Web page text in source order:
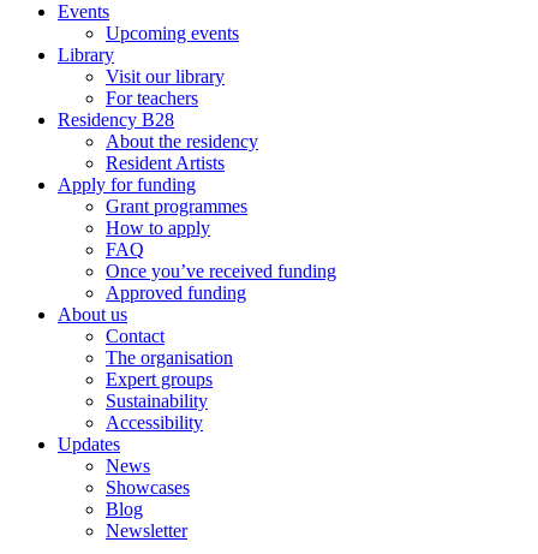
menu Events
Upcoming events
Library
Visit our library
For teachers
Residency B28
About the residency
Resident Artists
Apply for funding
Grant programmes
How to apply
FAQ
Once you’ve received funding
Approved funding
About us
Contact
The organisation
Expert groups
Sustainability
Accessibility
Updates
News
Showcases
Blog
Newsletter